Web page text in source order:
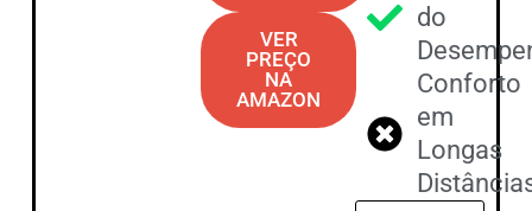
VER
PREÇO
NA
AMAZON
do
Conforto
em
Longas